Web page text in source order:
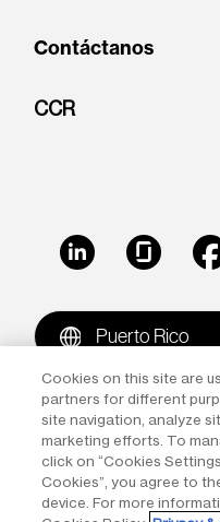
Contáctanos
CCR
LinkedIn Glassdoor
Puerto Rico
Copyright © 2009-2026
reserved.Terms of Use|
Reproduction in whole
without the express
Cookies on this site are
partners for different
site navigation, analyze
marketing efforts. To
click on “Cookies
Cookies”, you agree to
device. For more